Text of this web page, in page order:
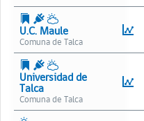
U.C. Maule
Talca
Universidad de
Talca
Talca